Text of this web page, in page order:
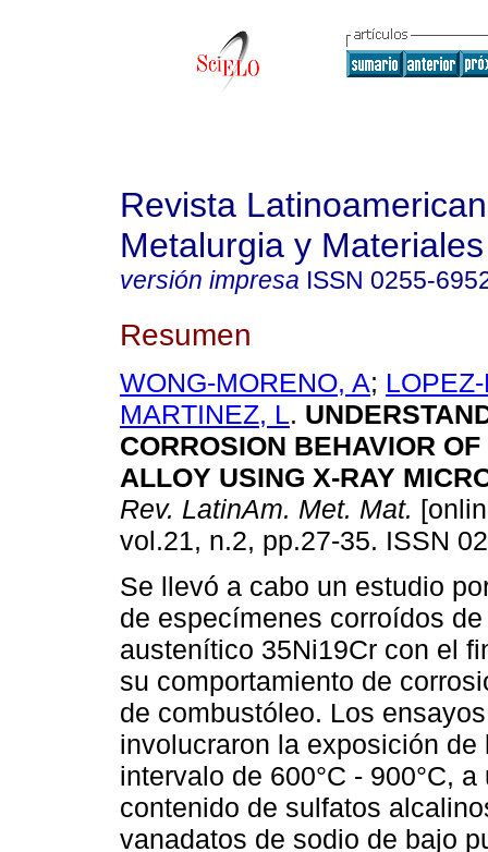
Revista
Metalurgia y Materiales
versión impresa ISSN 0255-
Resumen
WONG-MORENO, A;
MARTINEZ, L.
CORROSION BEHAVIOR
ALLOY USING X-RAY
Rev. LatinAm. Met. Mat.
vol.21, n.2, pp.27-35. ISSN
Se llevó a cabo un estudio
de especímenes corroídos
austenítico 35Ni19Cr con el
su comportamiento de
de combustóleo. Los
involucraron la exposición
intervalo de 600°C - 900°C,
contenido de sulfatos
vanadatos de sodio de bajo